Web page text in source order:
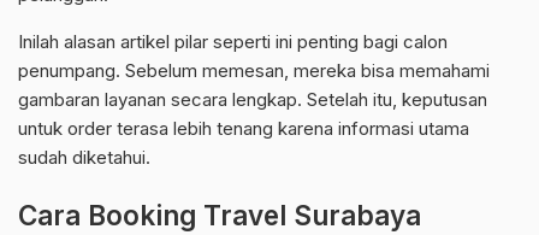
Inilah alasan artikel pilar seperti ini penting bagi calon
penumpang. Sebelum memesan, mereka bisa memahami
gambaran layanan secara lengkap. Setelah itu, keputusan
untuk order terasa lebih tenang karena informasi utama
sudah diketahui.
Cara Booking Travel Surabaya